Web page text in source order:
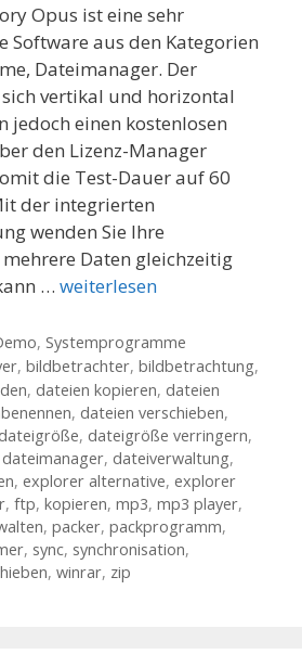
Opus ist eine sehr
Software aus den Kategorien
Dateimanager. Der
vertikal und horizontal
jedoch einen kostenlosen
den Lizenz-Manager
die Test-Dauer auf 60
der integrierten
wenden Sie Ihre
Daten gleichzeitig
… weiterlesen
, Systemprogramme
, bildbetrachter, bildbetrachtung,
, dateien kopieren, dateien
, dateien verschieben,
dateigröße, dateigröße verringern,
dateimanager, dateiverwaltung,
, explorer alternative, explorer
, ftp, kopieren, mp3, mp3 player,
, packer, packprogramm,
, sync, synchronisation,
, winrar, zip